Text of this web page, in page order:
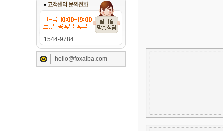
1544-9784
hello@foxalba.com